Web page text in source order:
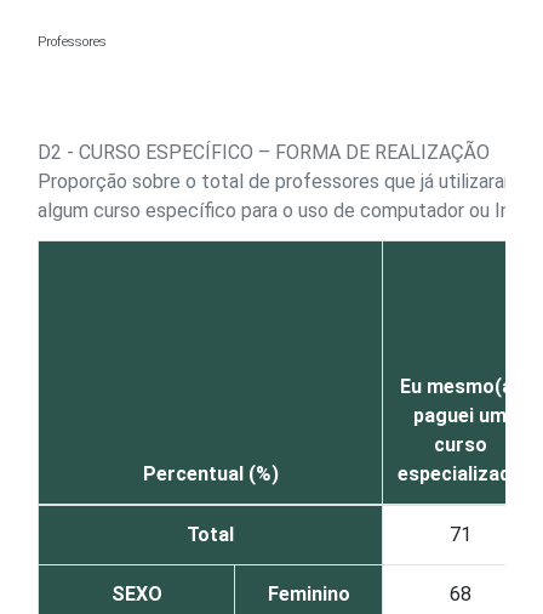
Professores
D2 - CURSO ESPECÍFICO – FORMA DE REALIZAÇÃO
Proporção sobre o total de professores que já utilizaram
algum curso específico para o uso de computador ou
Percentual (%)
Eu mesmo(a)
paguei um
curso
especializado
Total 71
SEXO Feminino 68